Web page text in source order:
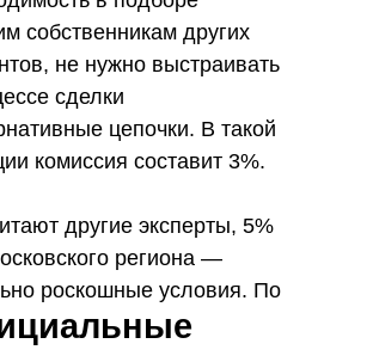
собственникам других
не нужно выстраивать
сделки
цепочки. В такой
комиссия составит 3%.
другие эксперты, 5%
региона —
роскошные условия. По
Юлии Дымовой,